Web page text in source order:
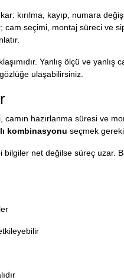
kırılma, kayıp, numara
cam seçimi, montaj süreci ve
Yanlış ölçü ve
ulaşabilirsiniz.
hazırlanma süresi ve
kombinasyonu seçmek
net değilse süreç uzar.